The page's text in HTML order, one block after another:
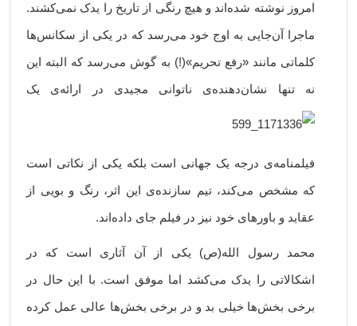
امروز نوشته شده‌اند و هیچ رنگی از تاریخ را یدک نمی‌کشند.
ماجرا آن‌جایی به اوج خود می‌رسد که در یکی از سکانس‌ها
کلماتی مانند «رفع تحریم»(!) به گوش می‌رسد که البته این
نه تنها نشان‌دهنده‌ی ناتوانی مجیدی در ارائه‌ی یک
فیلمنامه‌ی درجه یک جهانی است بلکه یکی از نکاتی است
که مشخص می‌کند، تیم سازنده‌ی این اثر، رنگ و بویی از
عقاید و باورهای خود نیز در فیلم جای داده‌اند.
محمد رسول الله(ص) یکی از آن آثاری است که در
اشکالاتی را یدک می‌کشد اما موفق است. با این حال در
برخی بخش‌ها خیلی بد و در برخی بخش‌ها عالی عمل کرده